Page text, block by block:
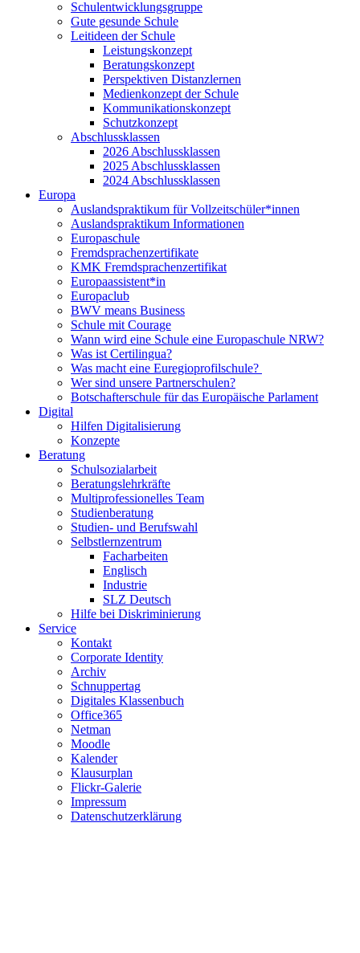
Schulentwicklungsgruppe
Gute gesunde Schule
Leitideen der Schule
Leistungskonzept
Beratungskonzept
Perspektiven Distanzlernen
Medienkonzept der Schule
Kommunikationskonzept
Schutzkonzept
Abschlussklassen
2026 Abschlussklassen
2025 Abschlussklassen
2024 Abschlussklassen
Europa
Auslandspraktikum für Vollzeitschüler*innen
Auslandspraktikum Informationen
Europaschule
Fremdsprachenzertifikate
KMK Fremdsprachenzertifikat
Europaassistent*in
Europaclub
BWV means Business
Schule mit Courage
Wann wird eine Schule eine Europaschule NRW?
Was ist Certilingua?
Was macht eine Euregioprofilschule?
Wer sind unsere Partnerschulen?
Botschafterschule für das Europäische Parlament
Digital
Hilfen Digitalisierung
Konzepte
Beratung
Schulsozialarbeit
Beratungslehrkräfte
Multiprofessionelles Team
Studienberatung
Studien- und Berufswahl
Selbstlernzentrum
Facharbeiten
Englisch
Industrie
SLZ Deutsch
Hilfe bei Diskriminierung
Service
Kontakt
Corporate Identity
Archiv
Schnuppertag
Digitales Klassenbuch
Office365
Netman
Moodle
Kalender
Klausurplan
Flickr-Galerie
Impressum
Datenschutzerklärung